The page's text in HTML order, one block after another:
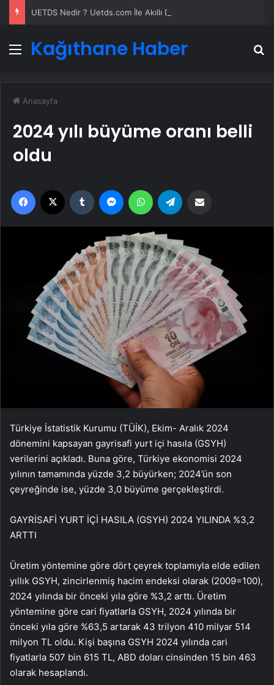
Menü
Kağıthane Haber
Anasayfa
2024 yılı büyüme oranı belli
oldu
Facebook Tumblr MessengerWhatsApp
Türkiye İstatistik Kurumu (TÜİK), Ekim- Aralık 2024
dönemini kapsayan gayrisafi yurt içi hasıla (GSYH)
verilerini açıkladı. Buna göre, Türkiye ekonomisi 2024
yılının tamamında yüzde 3,2 büyürken; 2024’ün son
çeyreğinde ise, yüzde 3,0 büyüme gerçekleştirdi.
GAYRİSAFİ YURT İÇİ HASILA (GSYH) 2024 YILINDA %3,2
ARTTI
Üretim yöntemine göre dört çeyrek toplamıyla elde edilen
yıllık GSYH, zincirlenmiş hacim endeksi olarak (2009=100),
2024 yılında bir önceki yıla göre %3,2 arttı. Üretim
yöntemine göre cari fiyatlarla GSYH, 2024 yılında bir
önceki yıla göre %63,5 artarak 43 trilyon 410 milyar 514
milyon TL oldu. Kişi başına GSYH 2024 yılında cari
fiyatlarla 507 bin 615 TL, ABD doları cinsinden 15 bin 463
olarak hesaplandı.